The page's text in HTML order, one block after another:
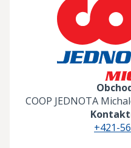
COOP JEDNOTA
+421-